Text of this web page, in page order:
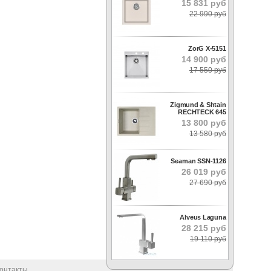
15 831 руб
22 990 руб
ZorG X-5151
14 900 руб
17 550 руб
Zigmund & Shtain
RECHTECK 645
13 800 руб
13 580 руб
Seaman SSN-1126
26 019 руб
27 690 руб
Alveus Laguna
28 215 руб
19 110 руб